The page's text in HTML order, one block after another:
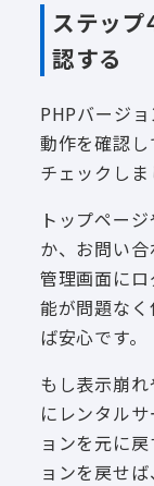
ステッ
認する
PHPバージ
動作を確認
チェックしま
トップペー
か、お問い合
管理画面に
能が問題な
ば安心です。
もし表示崩
にレンタル
ョンを元に
ョンを戻せ